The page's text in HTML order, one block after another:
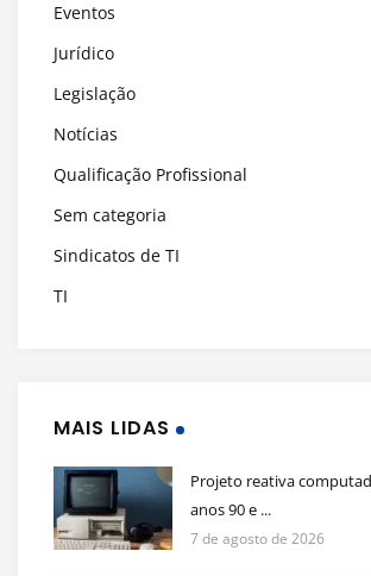
Eventos
Jurídico
Legislação
Notícias
Qualificação Profissional
Sem categoria
Sindicatos de TI
TI
MAIS LIDAS
Projeto reativa
anos 90 e ...
7 de agosto de 2026